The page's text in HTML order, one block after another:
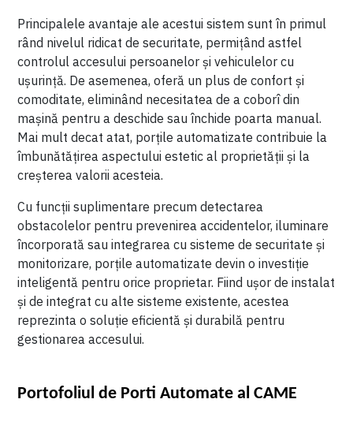
Panou control pentru porți batante cu una
sau două canate, setare dip-switch,
etchipat cu dispozitive de siguranță de
decodare radio și autodiagnosticare COD:
002ZL60
1 BUC
Card plug-in cu frecvență radio COD:
001AF43S
1 BUC
Set de 2 fotocelule cu rază de 10 m COD:
Radiocomandă TOP44RBN 433,92 MHZ
cod dinamic (rollling) albastru deschis
COD: 806TS-0270
2 BUC
Principalele avantaje ale acestui sistem sunt în primul
rând nivelul ridicat de securitate, permițând astfel
controlul accesului persoanelor și vehiculelor cu
ușurință. De asemenea, oferă un plus de confort și
comoditate, eliminând necesitatea de a coborî din
mașină pentru a deschide sau închide poarta manual.
Mai mult decat atat, porțile automatizate contribuie la
îmbunătățirea aspectului estetic al proprietății și la
creșterea valorii acesteia.
Cu funcții suplimentare precum detectarea
obstacolelor pentru prevenirea accidentelor, iluminare
încorporată sau integrarea cu sisteme de securitate și
monitorizare, porțile automatizate devin o investiție
inteligentă pentru orice proprietar. Fiind ușor de instalat
și de integrat cu alte sisteme existente, acestea
reprezinta o soluție eficientă și durabilă pentru
gestionarea accesului.
Portofoliul de Porti Automate al CAME